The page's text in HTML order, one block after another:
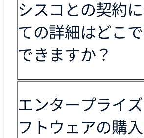
シスコとの契約
ての詳細はどこ
できますか？
エンタープライ
フトウェアの購